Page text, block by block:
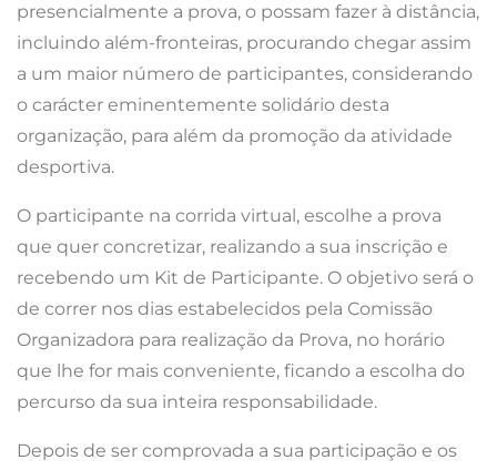
presencialmente a prova, o possam fazer à distância,
incluindo além-fronteiras, procurando chegar assim
a um maior número de participantes, considerando
o carácter eminentemente solidário desta
organização, para além da promoção da atividade
desportiva.
O participante na corrida virtual, escolhe a prova
que quer concretizar, realizando a sua inscrição e
recebendo um Kit de Participante. O objetivo será o
de correr nos dias estabelecidos pela Comissão
Organizadora para realização da Prova, no horário
que lhe for mais conveniente, ficando a escolha do
percurso da sua inteira responsabilidade.
Depois de ser comprovada a sua participação e os